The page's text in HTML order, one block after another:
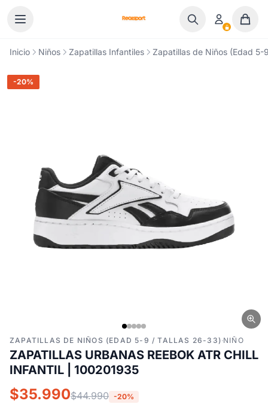
Inicio Niños Zapatillas Infantiles Zapatillas de Niños (Edad
-20%
ZAPATILLAS DE NIÑOS (EDAD 5-9 / TALLAS 26-33)·NIÑO
ZAPATILLAS URBANAS REEBOK ATR CHILL
INFANTIL | 100201935
$35.990$44.990 -20%